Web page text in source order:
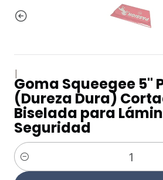
|
Goma Squeegee 5"
(Dureza Dura)
Biselada para
Seguridad
Cantidad